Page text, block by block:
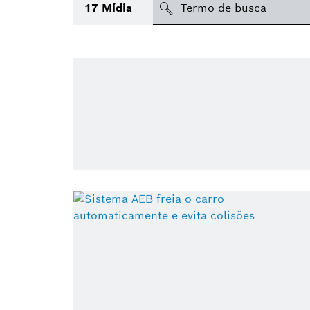
17 Mídia search
Tipo de mídia(1)